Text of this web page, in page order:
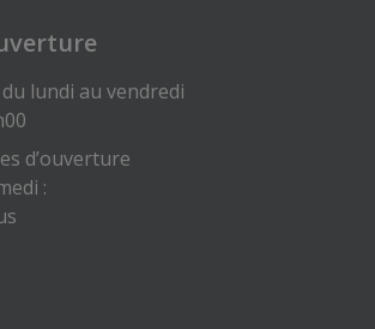
lundi au vendredi
d’ouverture
: